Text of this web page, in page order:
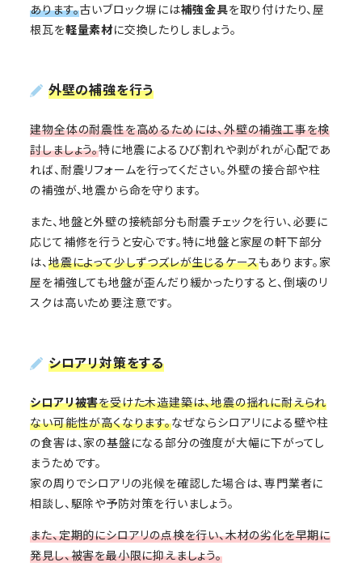
あります。古いブロック塀には補強金具を取り付けたり、屋
根瓦を軽量素材に交換したりしましょう。
外壁の補強を行う
建物全体の耐震性を高めるためには、外壁の補強工事を検
討しましょう。特に地震によるひび割れや剥がれが心配であ
れば、耐震リフォームを行ってください。外壁の接合部や柱
の補強が、地震から命を守ります。
また、地盤と外壁の接続部分も耐震チェックを行い、必要に
応じて補修を行うと安心です。特に地盤と家屋の軒下部分
は、地震によって少しずつズレが生じるケースもあります。家
屋を補強しても地盤が歪んだり緩かったりすると、倒壊のリ
スクは高いため要注意です。
シロアリ対策をする
シロアリ被害を受けた木造建築は、地震の揺れに耐えられ
ない可能性が高くなります。なぜならシロアリによる壁や柱
の食害は、家の基盤になる部分の強度が大幅に下がってし
まうためです。
家の周りでシロアリの兆候を確認した場合は、専門業者に
相談し、駆除や予防対策を行いましょう。
また、定期的にシロアリの点検を行い、木材の劣化を早期に
発見し、被害を最小限に抑えましょう。